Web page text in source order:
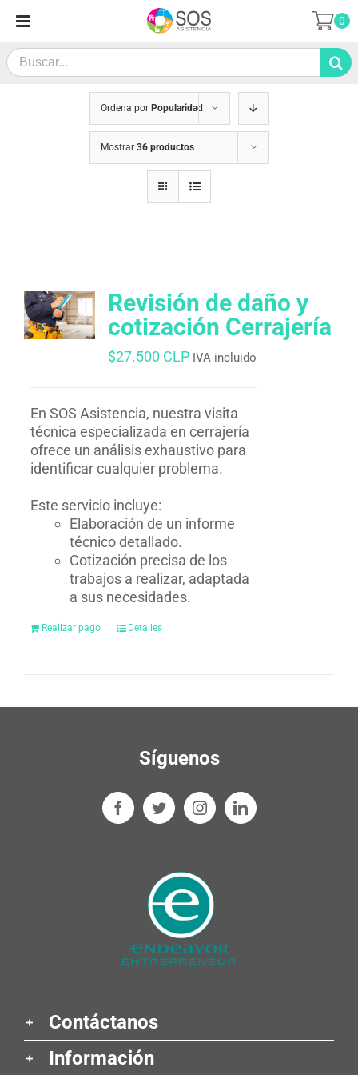
contenido
Search
for:
0
Ordena por Popularidad
Mostrar 36 productos
Revisión de daño y
cotización Cerrajería
$27.500 CLP IVA incluido
En SOS Asistencia, nuestra visita
técnica especializada en cerrajería
ofrece un análisis exhaustivo para
identificar cualquier problema.
Este servicio incluye:
Elaboración de un informe
técnico detallado.
Cotización precisa de los
trabajos a realizar, adaptada
a sus necesidades.
Realizar pago Detalles
Síguenos
Contáctanos
Información